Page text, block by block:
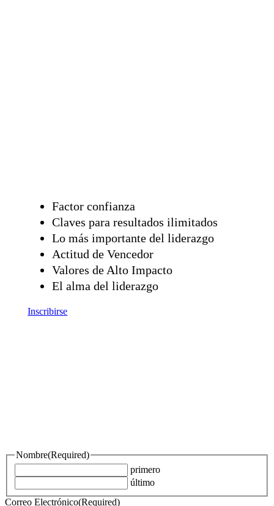
Factor confianza
Claves para resultados ilimitados
Lo más importante del liderazgo
Actitud de Vencedor
Valores de Alto Impacto
El alma del liderazgo
Inscribirse
Nombre(Required)
primero
último
Correo Electrónico(Required)